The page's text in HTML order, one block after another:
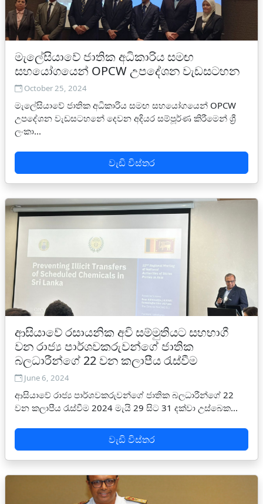
මැලේසියාවේ ජාතික අධිකාරිය සමඟ
සහයෝගයෙන් OPCW උපදේශන වැඩසටහන
October 25, 2024
මැලේසියාවේ ජාතික අධිකාරිය සමඟ සහයෝගයෙන් OPCW
උපදේශන වැඩසටහනේ දෙවන අදියර සම්පූර්ණ කිරීමෙන් ශ්‍රී
ලංකා...
වැඩි විස්තර
ආසියාවේ රසායනික අවි සම්මුතියට සහභාගී
වන රාජ්‍ය පාර්ශවකරුවන්ගේ ජාතික
බලධාරීන්ගේ 22 වන කලාපීය රැස්වීම
June 6, 2024
ආසියාවේ රාජ්‍ය පාර්ශවකරුවන්ගේ ජාතික බලධාරීන්ගේ 22
වන කලාපීය රැස්වීම 2024 මැයි 29 සිට 31 දක්වා උස්බෙක...
වැඩි විස්තර